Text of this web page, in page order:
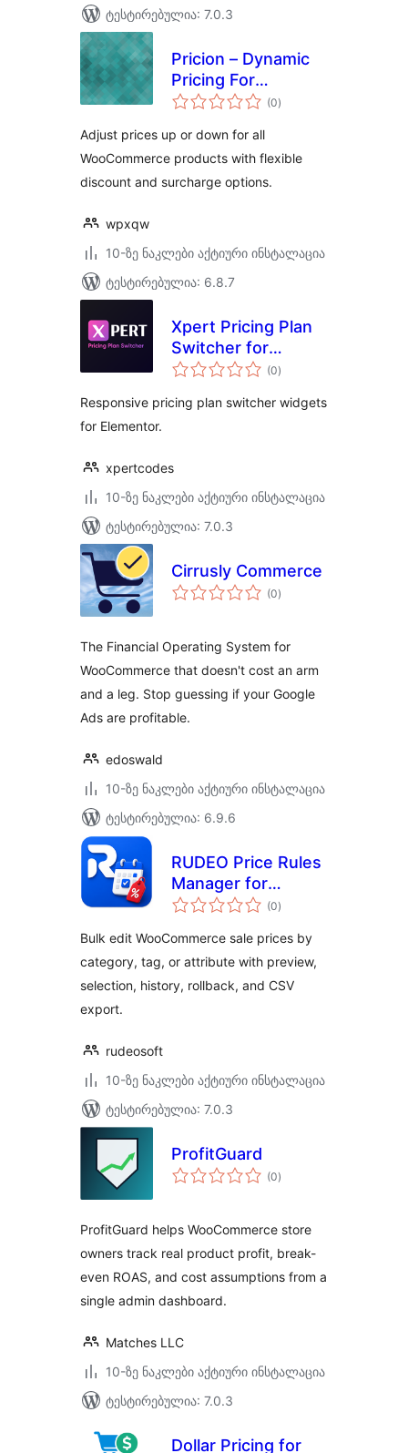
ტესტირებულია: 7.0.3
Pricion – Dynamic
Pricing For
WooCommerce
(0საერთო
რეიტინგი
)
Adjust prices up or down for all
WooCommerce products with flexible
discount and surcharge options.
wpxqw
10-ზე ნაკლები აქტიური ინსტალაცია
ტესტირებულია: 6.8.7
Xpert Pricing Plan
Switcher for
Elementor
(0საერთო
რეიტინგი
)
Responsive pricing plan switcher widgets
for Elementor.
xpertcodes
10-ზე ნაკლები აქტიური ინსტალაცია
ტესტირებულია: 7.0.3
Cirrusly Commerce
(0საერთო
რეიტინგი
)
The Financial Operating System for
WooCommerce that doesn't cost an arm
and a leg. Stop guessing if your Google
Ads are profitable.
edoswald
10-ზე ნაკლები აქტიური ინსტალაცია
ტესტირებულია: 6.9.6
RUDEO Price Rules
Manager for
WooCommerce
(0საერთო
რეიტინგი
)
Bulk edit WooCommerce sale prices by
category, tag, or attribute with preview,
selection, history, rollback, and CSV
export.
rudeosoft
10-ზე ნაკლები აქტიური ინსტალაცია
ტესტირებულია: 7.0.3
ProfitGuard
(0საერთო
რეიტინგი
)
ProfitGuard helps WooCommerce store
owners track real product profit, break-
even ROAS, and cost assumptions from a
single admin dashboard.
Matches LLC
10-ზე ნაკლები აქტიური ინსტალაცია
ტესტირებულია: 7.0.3
Dollar Pricing for